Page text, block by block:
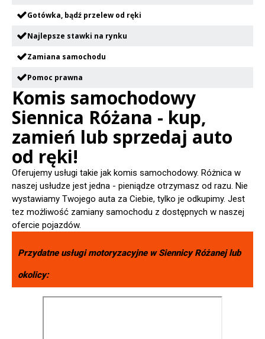
Gotówka, bądź przelew od ręki
Najlepsze stawki na rynku
Zamiana samochodu
Pomoc prawna
Komis samochodowy
Siennica Różana - kup,
zamień lub sprzedaj auto
od ręki!
Oferujemy usługi takie jak komis samochodowy. Różnica w
naszej usłudze jest jedna - pieniądze otrzymasz od razu. Nie
wystawiamy Twojego auta za Ciebie, tylko je odkupimy. Jest
tez możliwość zamiany samochodu z dostępnych w naszej
ofercie pojazdów.
Przydatne usługi motoryzacyjne wSiennicy Różanejlub
okolicy: